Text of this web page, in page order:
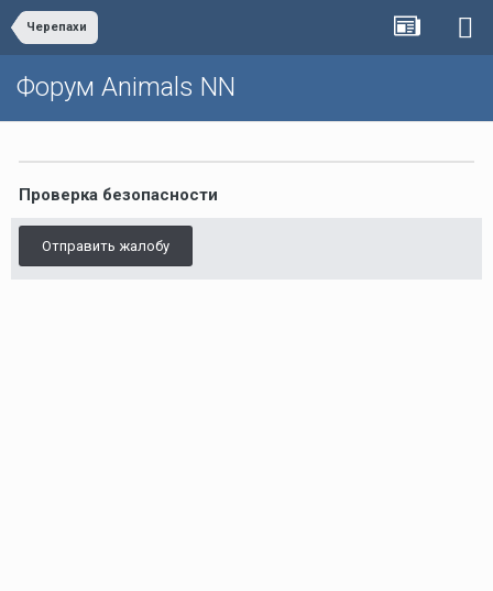
Черепахи
Форум Animals NN
Проверка безопасности
Отправить жалобу